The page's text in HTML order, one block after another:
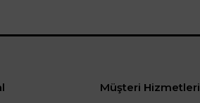
Müşteri Hizmetleri